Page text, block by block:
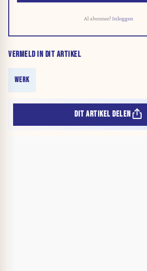
Al abonnee?Inloggen
VERMELD IN DIT ARTIKEL
WERK
DIT ARTIKEL DELEN